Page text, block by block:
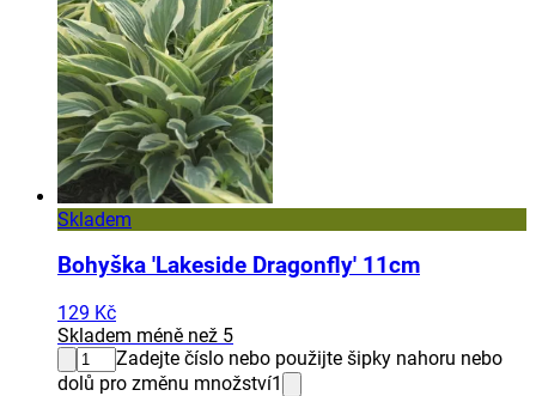
Skladem
Bohyška 'Lakeside Dragonfly' 11cm
129 Kč
Skladem méně než 5
Zadejte číslo nebo použijte šipky nahoru nebo
dolů pro změnu množství1